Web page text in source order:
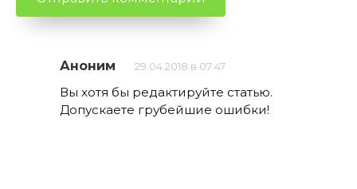
Аноним 29.04.2018 в 07:47
Вы хотя бы редактируйте статью.
Допускаете грубейшие ошибки!